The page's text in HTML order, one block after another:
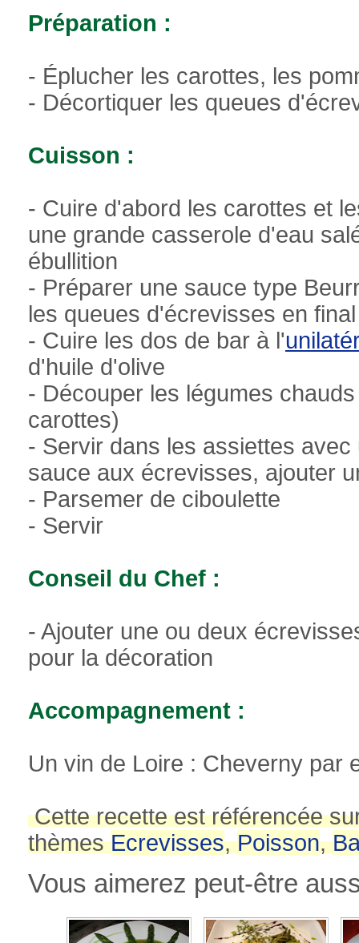
Préparation :
- Éplucher les carottes, les
- Décortiquer les queues
Cuisson :
- Cuire d'abord les carottes et
une grande casserole d'eau
ébullition
- Préparer une sauce type
les queues d'écrevisses en final
- Cuire les dos de bar à l'
d'huile d'olive
- Découper les légumes
carottes)
- Servir dans les assiettes
sauce aux écrevisses, ajouter
- Parsemer de ciboulette
- Servir
Conseil du Chef :
- Ajouter une ou deux
pour la décoration
Accompagnement :
Un vin de Loire : Cheverny par
Cette recette est référencée
thèmesEcrevisses,Poisson,
Vous aimerez peut-être